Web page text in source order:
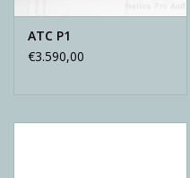
ATC P1
€3.590,00